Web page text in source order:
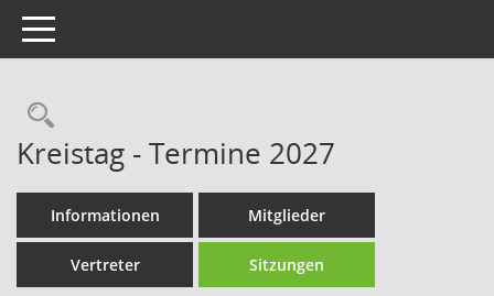
Toggle navigation
Rechercheauswahl
Kreistag - Termine 2027
Informationen Mitglieder
Vertreter Sitzungen